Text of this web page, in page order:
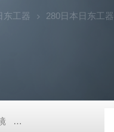
东工器 280日本日东工
TX-200日本凯特KETT